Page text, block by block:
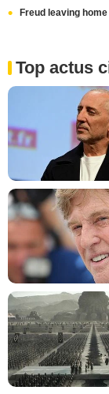
Freud leaving home
Top actus